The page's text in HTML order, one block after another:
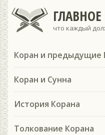
что каждый
Коран и предыдущие
Коран и Сунна
История Корана
Толкование Корана